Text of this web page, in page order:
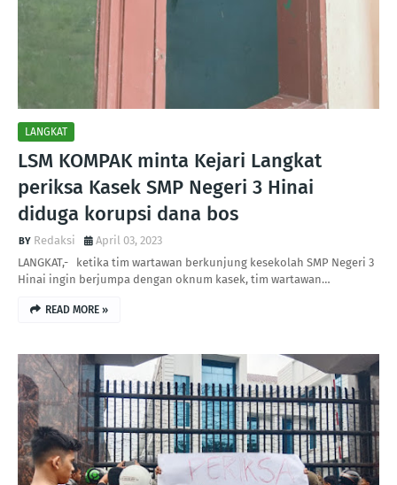
LANGKAT
LSM KOMPAK minta Kejari Langkat
periksa Kasek SMP Negeri 3 Hinai
diduga korupsi dana bos
Redaksi
April 03, 2023
LANGKAT,- ketika tim wartawan berkunjung kesekolah SMP Negeri 3
Hinai ingin berjumpa dengan oknum kasek, tim wartawan…
READ MORE »